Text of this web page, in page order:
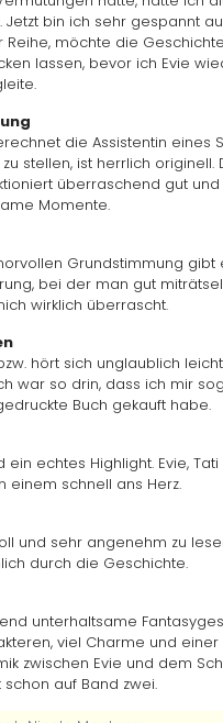
Jetzt bin ich sehr gespannt
Reihe, möchte die
lassen, bevor ich Evie
die Assistentin eines
stellen, ist herrlich originell.
überraschend gut
Momente.
Grundstimmung gibt
bei der man gut
wirklich überrascht.
hört sich unglaublich
war so drin, dass ich mir
Buch gekauft habe.
ein echtes Highlight. Evie,
einem schnell ans Herz.
und sehr angenehm zu
durch die Geschichte.
unterhaltsame
viel Charme und einer
zwischen Evie und dem
auf Band zwei.